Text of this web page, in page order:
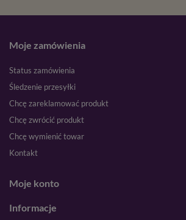
Moje zamówienia
Status zamówienia
Śledzenie przesyłki
Chcę zareklamować produkt
Chcę zwrócić produkt
Chcę wymienić towar
Kontakt
Moje konto
Informacje